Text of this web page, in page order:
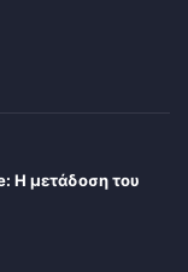
Η μετάδοση του